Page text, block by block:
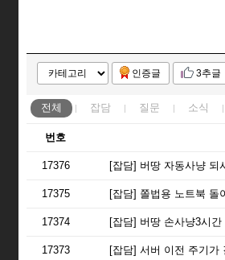
인증글 3추글
전체 잡담 질문 소식
번호
17376 [잡담] 버땅 자동사냥 되
17375 [잡담] 쫄법용 노트북 돌
17374 [잡담] 버땅 손사냥3시
17373 [잡담] 서버 이전 주기가